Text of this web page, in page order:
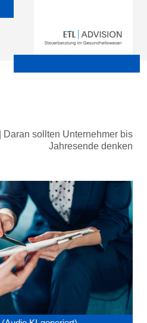
Daran sollten Unternehmer bis
Jahresende denken